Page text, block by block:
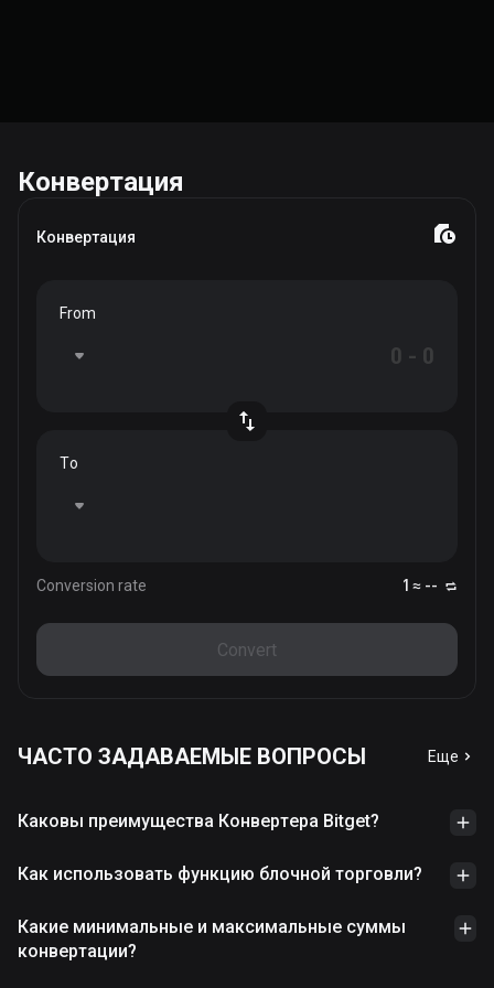
Конвертация
Конвертация
From
To
Conversion rate 1 ≈ --
Convert
ЧАСТО ЗАДАВАЕМЫЕ ВОПРОСЫ Еще
Каковы преимущества Конвертера Bitget?
Как использовать функцию блочной торговли?
Какие минимальные и максимальные суммы
конвертации?